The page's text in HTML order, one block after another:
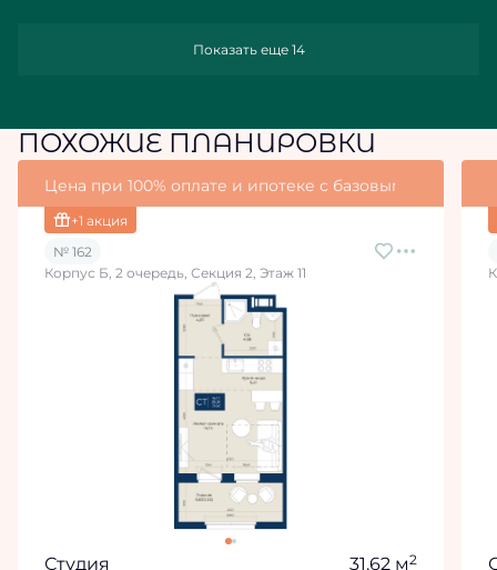
Показать еще 14
ПОХОЖИЕ ПЛАНИРОВКИ
Цена при 100% оплате и ипотеке с базовыми
+1 акция
№ 162
Корпус Б, 2 очередь, Секция 2, Этаж 11
Студия 31.62 м2